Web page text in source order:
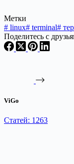
Метки
# linux# terminal#
Поделитесь с
ViGo
Статей: 1263